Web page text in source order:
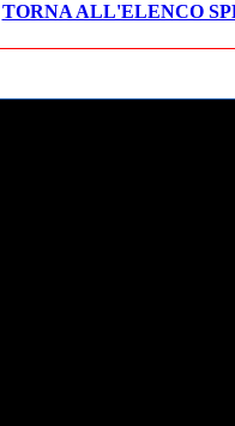
TORNA ALL'ELENCO